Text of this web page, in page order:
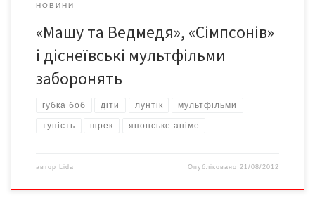
НОВИНИ
«Машу та Ведмедя», «Сімпсонів»
і діснеївські мультфільми
заборонять
губка боб діти лунтік мультфільми
тупість шрек японське аніме
автор Lida Опубліковано21/08/2012